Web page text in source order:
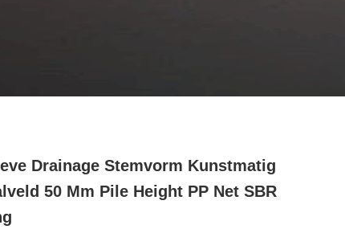
Drainage Stemvorm Kunstmatig
50 Mm Pile Height PP Net SBR